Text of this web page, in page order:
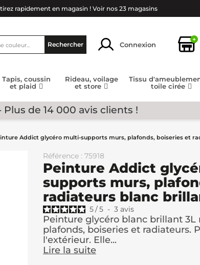
rapidement en magasin ! Voir nos 23 magasins
Rechercher Connexion
+
Tapis, coussin
et plaid
Rideau, voilage
et store
Tissu
toile cirée
- Plus de 14 000 avis clients !
Addict glycéro multi-supports murs, plafonds, boiseries et
Référence : 75918
Peinture Addict
supports murs,
radiateurs blanc
5/5 - 3 avis
Peinture glycéro blanc brillant
plafonds, boiseries et radiateurs.
l'extérieur. Elle...
Lire la suite